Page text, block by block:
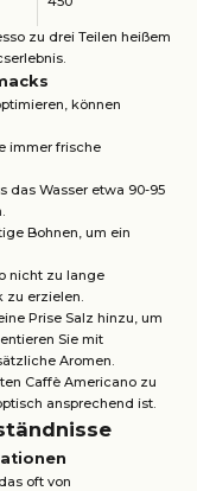
zu drei Teilen heißem
können
immer frische
das Wasser etwa 90-95
Bohnen, um ein
nicht zu lange
zu erzielen.
Prise Salz hinzu, um
Sie mit
Aromen.
Caffè Americano zu
ansprechend ist.
oft von